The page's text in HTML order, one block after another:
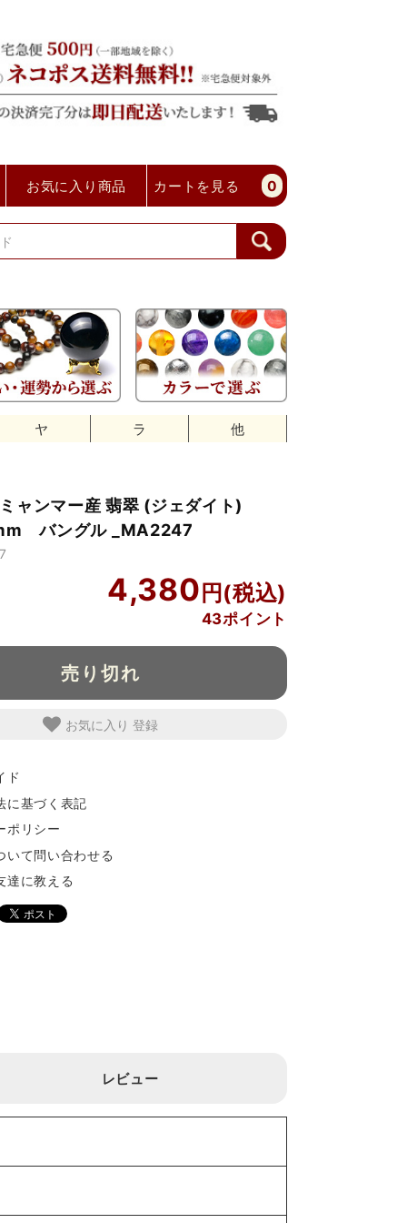
お気に入り商品 カートを見る 0
ヤ ラ 他
ミャンマー産 翡翠 (ジェダイト)
バングル _MA2247
4,380
43ポイント
売り切れ
お気に入り
ド
に基づく表記
ポリシー
いて問い合わせる
達に教える
レビュー